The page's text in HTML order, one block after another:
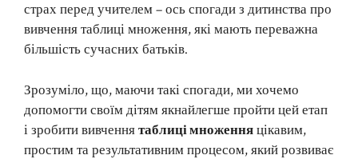
страх перед учителем – ось спогади з дитинства про
вивчення таблиці множення, які мають переважна
більшість сучасних батьків.
Зрозуміло, що, маючи такі спогади, ми хочемо
допомогти своїм дітям якнайлегше пройти цей етап
і зробити вивченнятаблиці множенняцікавим,
простим та результативним процесом, який розвиває